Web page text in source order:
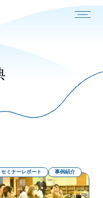
セミナーレポート 事例紹介